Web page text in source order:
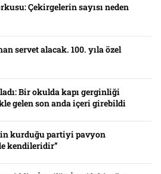
Çekirgelerin sayısı neden
servet alacak. 100. yıla özel
Bir okulda kapı gerginliği
gelen son anda içeri girebildi
kurduğu partiyi pavyon
kendileridir”